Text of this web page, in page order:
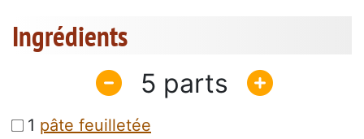
Ingrédients
5
1 pâte feuilletée